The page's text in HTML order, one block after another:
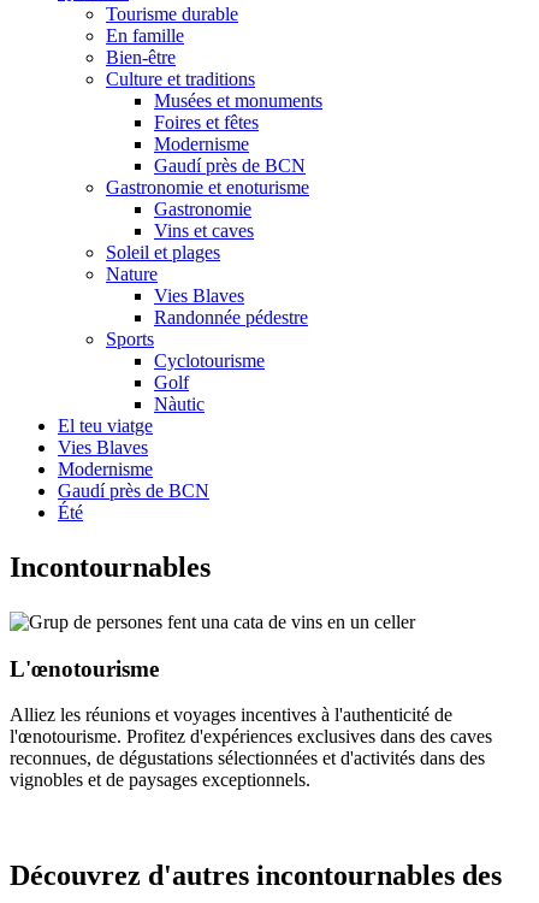
Tourisme durable
En famille
Bien-être
Culture et traditions
Musées et monuments
Foires et fêtes
Modernisme
Gaudí près de BCN
Gastronomie et enoturisme
Gastronomie
Vins et caves
Soleil et plages
Nature
Vies Blaves
Randonnée pédestre
Sports
Cyclotourisme
Golf
Nàutic
El teu viatge
Vies Blaves
Modernisme
Gaudí près de BCN
Été
Incontournables
L'œnotourisme
Alliez les réunions et voyages incentives à l'authenticité de
l'œnotourisme. Profitez d'expériences exclusives dans des caves
reconnues, de dégustations sélectionnées et d'activités dans des
vignobles et de paysages exceptionnels.
Découvrez d'autres incontournables des